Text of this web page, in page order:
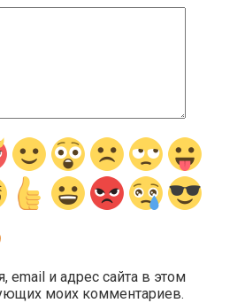
email и адрес сайта в этом
моих комментариев.